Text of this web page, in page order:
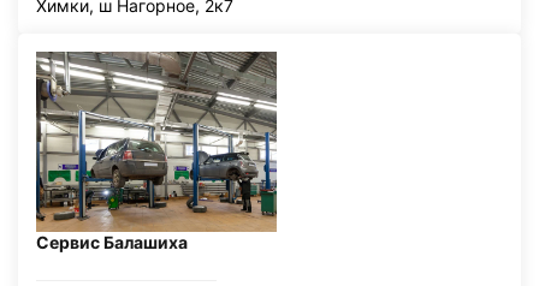
Химки, ш Нагорное, 2к7
Сервис Балашиха